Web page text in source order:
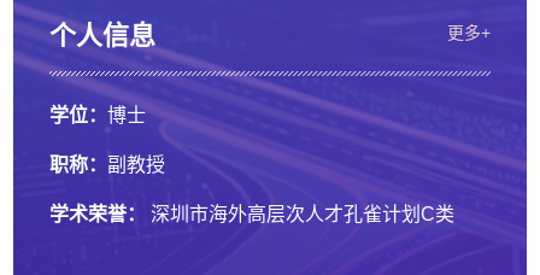
个人信息 更多+
学位：博士
职称： 副教授
学术荣誉： 深圳市海外高层次人才孔雀计划C类